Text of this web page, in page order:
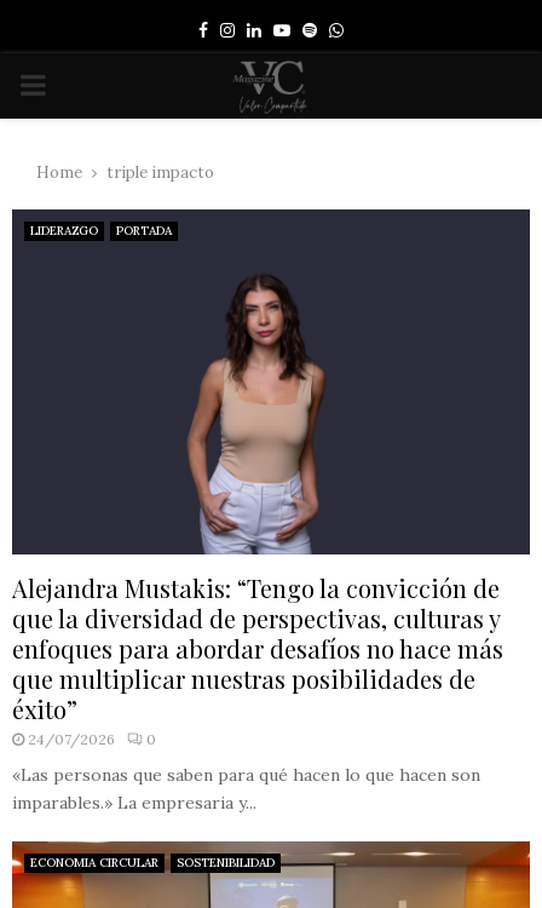
Facebook
Instagram
LinkedinYoutube
SpotifyWhatsapp
PRIMARY
Home triple impacto
LIDERAZGO PORTADA
Alejandra Mustakis: “Tengo la convicción de
que la diversidad de perspectivas, culturas y
enfoques para abordar desafíos no hace más
que multiplicar nuestras posibilidades de
éxito”
24/07/2026 0
«Las personas que saben para qué hacen lo que hacen son
imparables.» La empresaria y...
ECONOMIA CIRCULAR SOSTENIBILIDAD